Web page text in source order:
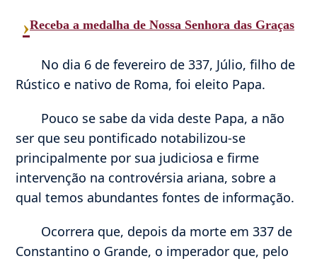
›Receba a medalha de Nossa Senhora das Graças
No dia 6 de fevereiro de 337, Júlio, filho de
Rústico e nativo de Roma, foi eleito Papa.
Pouco se sabe da vida deste Papa, a não
ser que seu pontificado notabilizou-se
principalmente por sua judiciosa e firme
intervenção na controvérsia ariana, sobre a
qual temos abundantes fontes de informação.
Ocorrera que, depois da morte em 337 de
Constantino o Grande, o imperador que, pelo